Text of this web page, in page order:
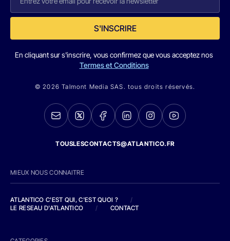
S'INSCRIRE
En cliquant sur s'inscrire, vous confirmez que vous acceptez nos
Termes et Conditions
© 2026 Talmont Media SAS. tous droits réservés.
TOUSLESCONTACTS@ATLANTICO.FR
MIEUX NOUS CONNAITRE
ATLANTICO C'EST QUI, C'EST QUOI ?
/
LE RESEAU D'ATLANTICO
/ CONTACT